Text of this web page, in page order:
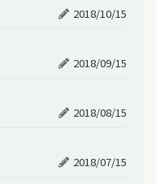
2018/10/15
2018/09/15
2018/08/15
2018/07/15